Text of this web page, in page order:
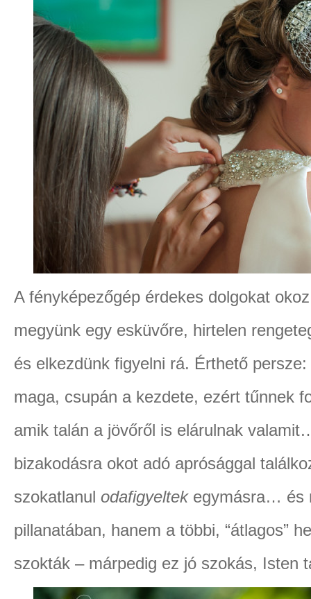
A fényképezőgép érdekes dolgokat
megyünk egy esküvőre, hirtelen
és elkezdünk figyelni rá. Érthető
maga, csupán a kezdete, ezért tűnnek
amik talán a jövőről is elárulnak
bizakodásra okot adó aprósággal
szokatlanul odafigyeltekegymásra… és
pillanatában, hanem a többi, “átlagos”
szokták – márpedig ez jó szokás, Isten